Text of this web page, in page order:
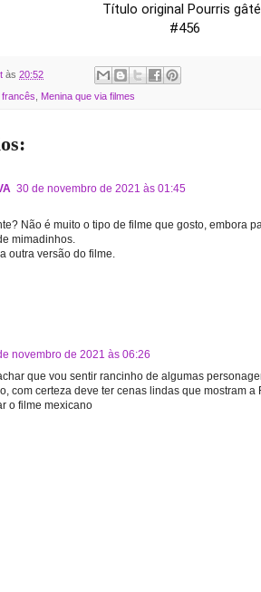
Título original Pourris
#456
às 20:52
francês Menina que via filmes
30 de novembro de 2021 às 01:45
Não é muito o tipo de filme que gosto, embora
mimadinhos.
outra versão do filme.
novembro de 2021 às 06:26
que vou sentir rancinho de algumas
com certeza deve ter cenas lindas que mostram a
o filme mexicano